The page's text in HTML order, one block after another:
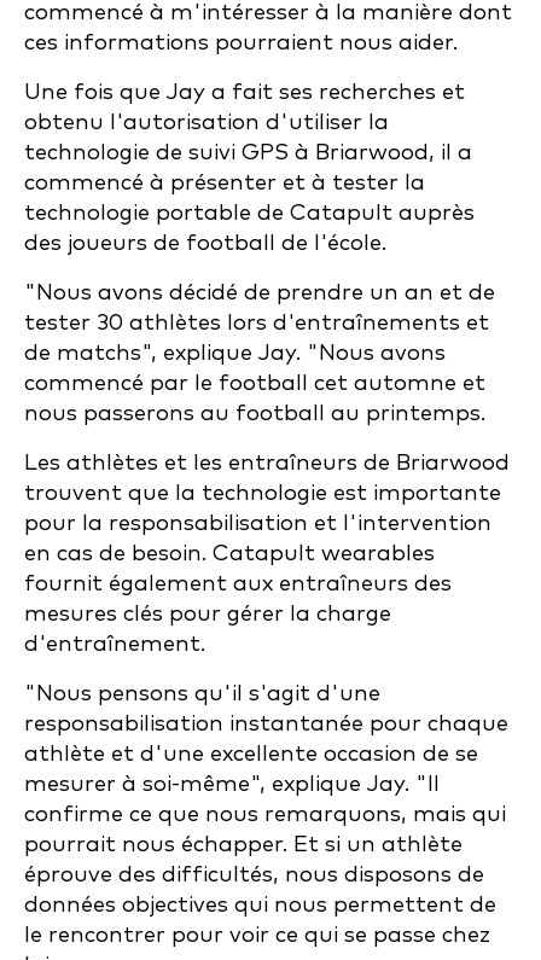
commencé à m'intéresser à la manière dont
ces informations pourraient nous aider.
Une fois que Jay a fait ses recherches et
obtenu l'autorisation d'utiliser la
technologie de suivi GPS à Briarwood, il a
commencé à présenter et à tester la
technologie portable de Catapult auprès
des joueurs de football de l'école.
"Nous avons décidé de prendre un an et de
tester 30 athlètes lors d'entraînements et
de matchs", explique Jay. "Nous avons
commencé par le football cet automne et
nous passerons au football au printemps.
Les athlètes et les entraîneurs de Briarwood
trouvent que la technologie est importante
pour la responsabilisation et l'intervention
en cas de besoin. Catapult wearables
fournit également aux entraîneurs des
mesures clés pour gérer la charge
d'entraînement.
"Nous pensons qu'il s'agit d'une
responsabilisation instantanée pour chaque
athlète et d'une excellente occasion de se
mesurer à soi-même", explique Jay. "Il
confirme ce que nous remarquons, mais qui
pourrait nous échapper. Et si un athlète
éprouve des difficultés, nous disposons de
données objectives qui nous permettent de
le rencontrer pour voir ce qui se passe chez